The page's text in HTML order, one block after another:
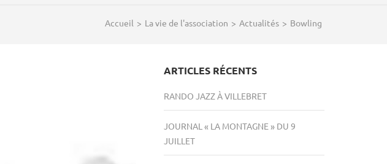
Accueil > La vie de l'association > Actualités > Bowling
ARTICLES RÉCENTS
RANDO JAZZ À VILLEBRET
JOURNAL « LA MONTAGNE » DU 9
JUILLET